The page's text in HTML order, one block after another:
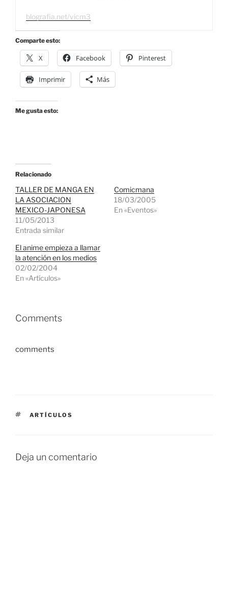
blografia.net/vicm3
Comparte esto:
X Facebook Pinterest
Imprimir Más
Me gusta esto:
Relacionado
TALLER DE MANGA EN
LA ASOCIACION
MEXICO-JAPONESA
11/05/2013
Entrada similar
Comicmana
18/03/2005
En «Eventos»
El anime empieza a llamar
la atención en los medios
02/02/2004
En «Artículos»
Comments
comments
ETIQUETAS
ARTÍCULOS
Deja un comentario